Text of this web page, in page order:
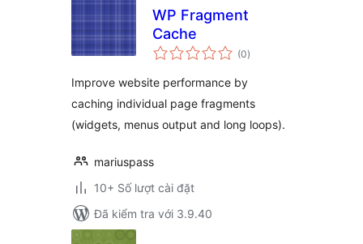
WP Fragment
Cache
(0tổng
đánh
)
Improve website performance by
caching individual page fragments
(widgets, menus output and long loops).
mariuspass
10+ Số lượt cài đặt
Đã kiểm tra với 3.9.40